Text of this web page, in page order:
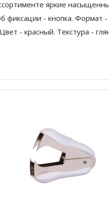
яркие
фиксации - кнопка.
- красный. Текстура -